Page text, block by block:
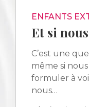
ENFANTS
Et si
C’est une
même si
formuler à
nous…